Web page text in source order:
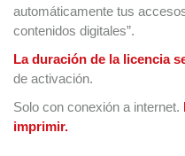
automáticamente tus
contenidos digitales”.
La duración de la licencia
de activación.
Solo con conexión a internet.
imprimir.